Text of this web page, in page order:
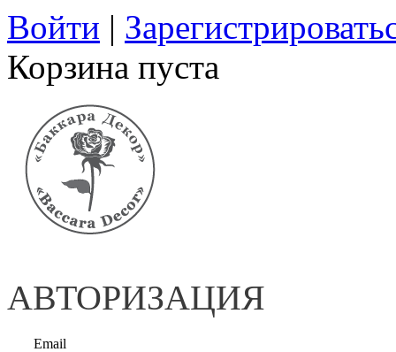
Войти |
Корзина пуста
АВТОРИЗАЦИЯ
Email